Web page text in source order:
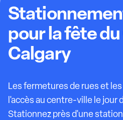
pour la fête
Calgary
Les fermetures de rues et
l'accès au centre-ville le jour
Stationnez près d'une station